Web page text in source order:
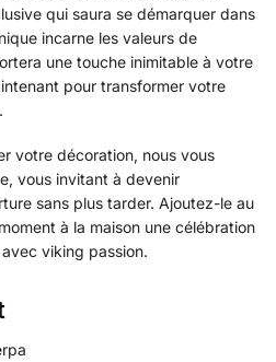
qui saura se démarquer dans
incarne les valeurs de
une touche inimitable à votre
pour transformer votre
votre décoration, nous vous
vous invitant à devenir
sans plus tarder. Ajoutez-le au
à la maison une célébration
viking passion.